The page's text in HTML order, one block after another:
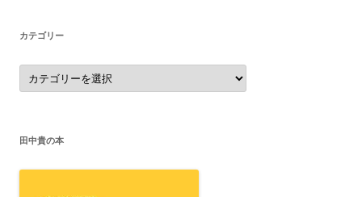
カテゴリー
カ
テ
ゴ
田中貴の本